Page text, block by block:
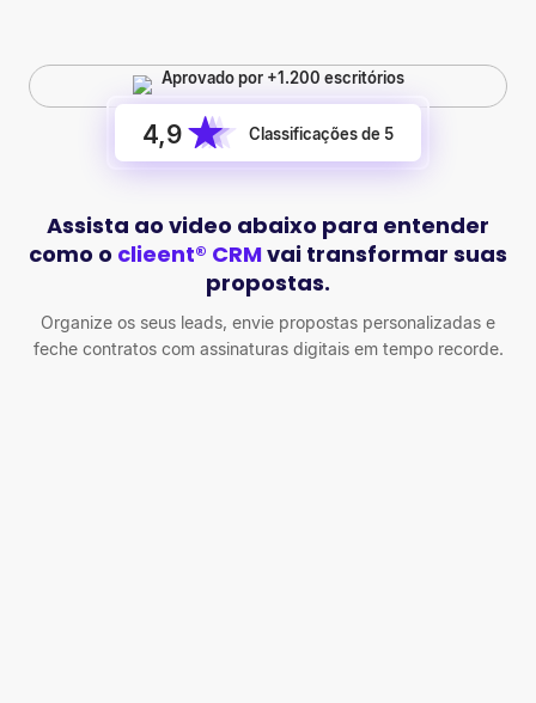
Aprovado por +1.200 escritórios
4,9 Classificações de 5
Assista ao video abaixo para entender
como o clieent® CRMvai transformar suas
propostas.
Organize os seus leads, envie propostas personalizadas e
feche contratos com assinaturas digitais em tempo recorde.